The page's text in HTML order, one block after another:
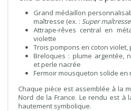
Grand médaillon
maîtresse (ex. : Super
Attrape-rêves central en
violette
Trois pompons en coton violet,
Breloques : plume argentée,
et perle nacrée
Fermoir mousqueton solide en
Chaque pièce est assemblée à la
Nord de la France. Le rendu est à
hautement symbolique.